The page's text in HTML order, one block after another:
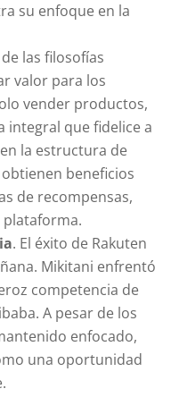
su enfoque en la
las filosofías
valor para los
vender productos,
integral que fidelice a
la estructura de
beneficios
de recompensas,
. El éxito de Rakuten
Mikitani enfrentó
competencia de
A pesar de los
enfocado,
una oportunidad